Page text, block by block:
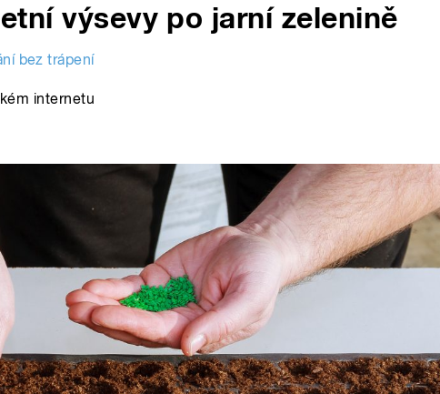
výsevy po jarní zelenině
bez trápení
internetu